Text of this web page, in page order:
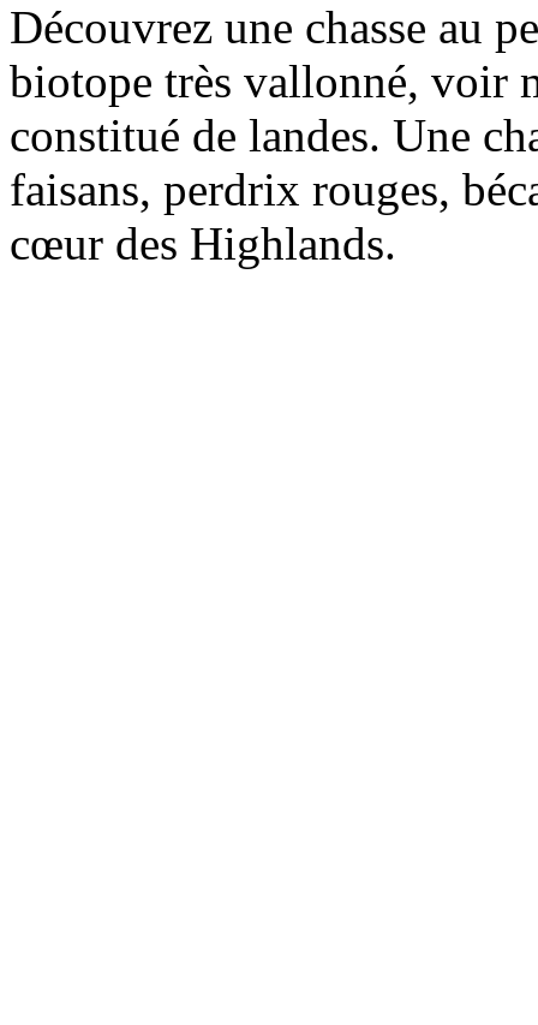
Découvrez une chasse au
biotope très vallonné, voir
constitué de landes. Une
faisans, perdrix rouges,
cœur des Highlands.